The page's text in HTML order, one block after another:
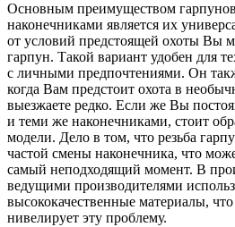
Основным преимуществом
наконечниками является их
от условий предстоящей охоты Вы
гарпун. Такой вариант удобен для
с личными предпочтениями. Он
когда Вам предстоит охота в
выезжаете редко. Если же Вы
и теми же наконечниками, стоит
модели. Дело в том, что резьба
частой смены наконечника, что
самый неподходящий момент. В
ведущими производителями
высококачественные материалы,
нивелирует эту проблему.